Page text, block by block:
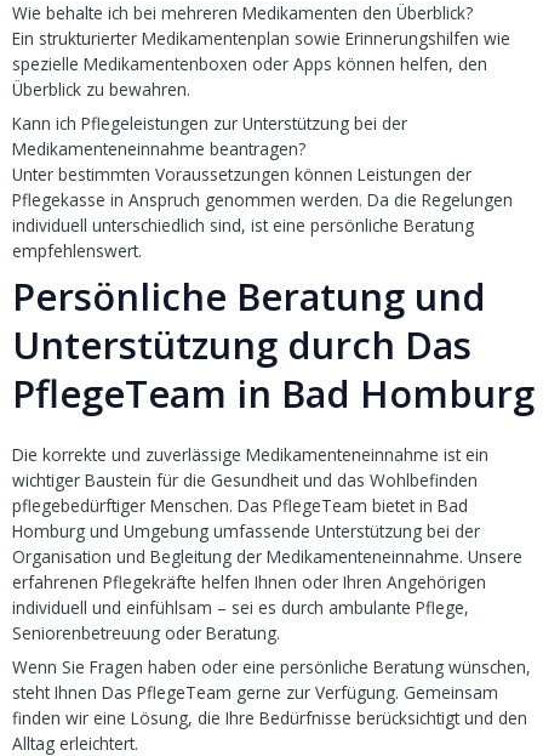
Wie behalte ich bei mehreren Medikamenten den Überblick?
Ein strukturierter Medikamentenplan sowie Erinnerungshilfen wie
spezielle Medikamentenboxen oder Apps können helfen, den
Überblick zu bewahren.
Kann ich Pflegeleistungen zur Unterstützung bei der
Medikamenteneinnahme beantragen?
Unter bestimmten Voraussetzungen können Leistungen der
Pflegekasse in Anspruch genommen werden. Da die Regelungen
individuell unterschiedlich sind, ist eine persönliche Beratung
empfehlenswert.
Persönliche Beratung und
Unterstützung durch Das
PflegeTeam in Bad Homburg
Die korrekte und zuverlässige Medikamenteneinnahme ist ein
wichtiger Baustein für die Gesundheit und das Wohlbefinden
pflegebedürftiger Menschen. Das PflegeTeam bietet in Bad
Homburg und Umgebung umfassende Unterstützung bei der
Organisation und Begleitung der Medikamenteneinnahme. Unsere
erfahrenen Pflegekräfte helfen Ihnen oder Ihren Angehörigen
individuell und einfühlsam – sei es durch ambulante Pflege,
Seniorenbetreuung oder Beratung.
Wenn Sie Fragen haben oder eine persönliche Beratung wünschen,
steht Ihnen Das PflegeTeam gerne zur Verfügung. Gemeinsam
finden wir eine Lösung, die Ihre Bedürfnisse berücksichtigt und den
Alltag erleichtert.